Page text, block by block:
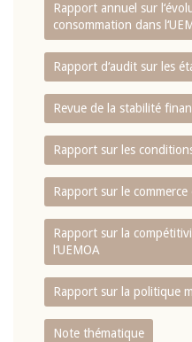
Rapport annuel sur
consommation dans
Rapport d‘audit sur les
Revue de la stabilité
Rapport sur les
Rapport sur le
Rapport sur la
l‘UEMOA
Rapport sur la politique
Note thématique